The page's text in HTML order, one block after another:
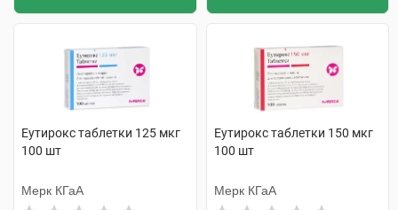
Еутирокс таблетки 125 мкг
100 шт
Мерк КГаА
Еутирокс таблетки 150 мкг
100 шт
Мерк КГаА